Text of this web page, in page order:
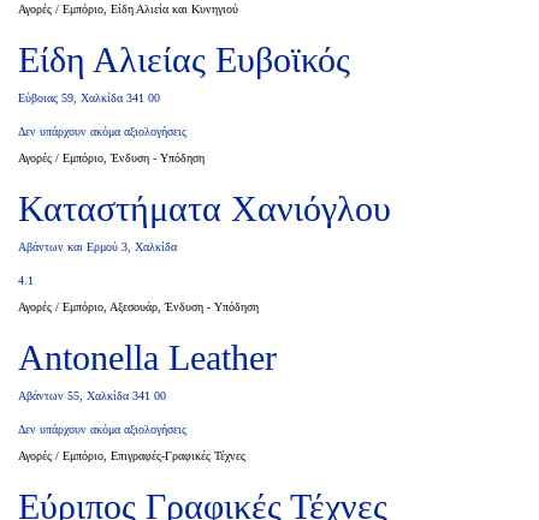
Αγορές / Εμπόριο, Είδη Αλιεία και Κυνηγιού
Είδη Αλιείας Ευβοϊκός
Εύβοιας 59, Χαλκίδα 341 00
Δεν υπάρχουν ακόμα αξιολογήσεις
Αγορές / Εμπόριο, Ένδυση - Υπόδηση
Καταστήματα Χανιόγλου
Αβάντων και Ερμού 3, Χαλκίδα
4.1
Αγορές / Εμπόριο, Αξεσουάρ, Ένδυση - Υπόδηση
Antonella Leather
Αβάντων 55, Χαλκίδα 341 00
Δεν υπάρχουν ακόμα αξιολογήσεις
Αγορές / Εμπόριο, Επιγραφές-Γραφικές Τέχνες
Εύριπος Γραφικές Τέχνες